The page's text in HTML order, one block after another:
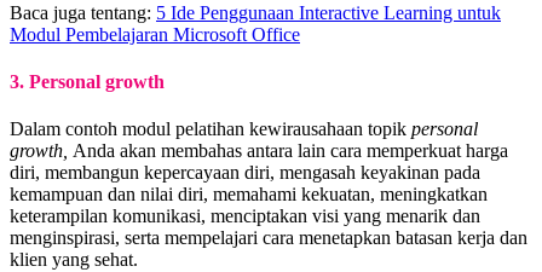
Baca juga tentang: 5 Ide Penggunaan Interactive Learning untuk
Modul Pembelajaran Microsoft Office
3. Personal growth
Dalam contoh modul pelatihan kewirausahaan topik personal
growth, Anda akan membahas antara lain cara memperkuat harga
diri, membangun kepercayaan diri, mengasah keyakinan pada
kemampuan dan nilai diri, memahami kekuatan, meningkatkan
keterampilan komunikasi, menciptakan visi yang menarik dan
menginspirasi, serta mempelajari cara menetapkan batasan kerja dan
klien yang sehat.